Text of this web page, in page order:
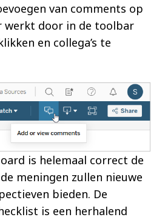
van comments op
werkt door in de toolbar
en collega’s te
is helemaal correct de
meningen zullen nieuwe
bieden. De
is een herhalend